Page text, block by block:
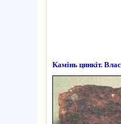
Камінь цинкіт.